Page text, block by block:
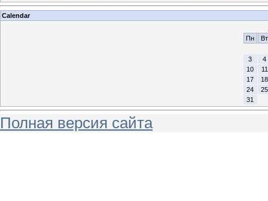
Calendar
Пн
Вт
3
4
10
11
17
18
24
25
31
Полная версия сайта